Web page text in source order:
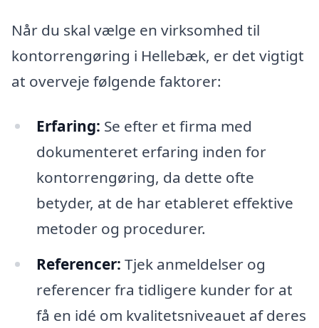
Når du skal vælge en virksomhed til
kontorrengøring i Hellebæk, er det vigtigt
at overveje følgende faktorer:
Erfaring: Se efter et firma med
dokumenteret erfaring inden for
kontorrengøring, da dette ofte
betyder, at de har etableret effektive
metoder og procedurer.
Referencer: Tjek anmeldelser og
referencer fra tidligere kunder for at
få en idé om kvalitetsniveauet af deres